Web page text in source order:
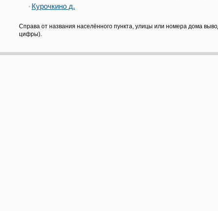
Курочкино д.
Справа от названия населённого пункта, улицы или номера дома
цифры).